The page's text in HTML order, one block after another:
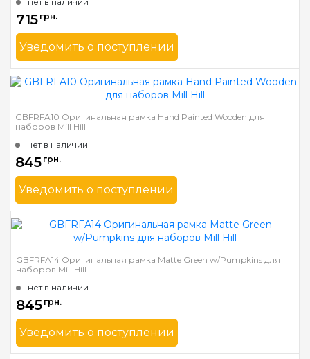
715 грн.
Уведомить о поступлении
Бренд
Mill Hill
Страна-производитель
США
Материал багета
GBFRFA10 Оригинальная рамка Hand Painted Wooden для
наборов Mill Hill
нет в наличии
845 грн.
Уведомить о поступлении
Бренд
Mill Hill
Страна-производитель
США
Материал багета
GBFRFA14 Оригинальная рамка Matte Green w/Pumpkins для
наборов Mill Hill
нет в наличии
845 грн.
Уведомить о поступлении
Бренд
Mill Hill